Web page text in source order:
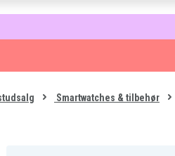
Smartwatches & tilbehør